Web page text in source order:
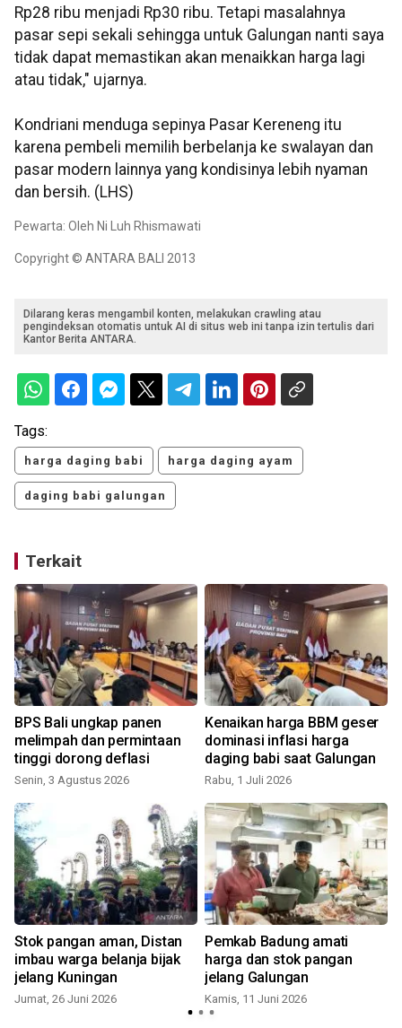
Rp28 ribu menjadi Rp30 ribu. Tetapi masalahnya
pasar sepi sekali sehingga untuk Galungan nanti saya
tidak dapat memastikan akan menaikkan harga lagi
atau tidak," ujarnya.
Kondriani menduga sepinya Pasar Kereneng itu
karena pembeli memilih berbelanja ke swalayan dan
pasar modern lainnya yang kondisinya lebih nyaman
dan bersih. (LHS)
Pewarta: Oleh Ni Luh Rhismawati
Copyright © ANTARA BALI 2013
Dilarang keras mengambil konten, melakukan crawling atau
pengindeksan otomatis untuk AI di situs web ini tanpa izin tertulis dari
Kantor Berita ANTARA.
Tags:
harga daging babi harga daging ayam
daging babi galungan
Terkait
BPS Bali ungkap panen
melimpah dan permintaan
tinggi dorong deflasi
Senin, 3 Agustus 2026
Kenaikan harga BBM geser
dominasi inflasi harga
daging babi saat Galungan
Rabu, 1 Juli 2026
Stok pangan aman, Distan
imbau warga belanja bijak
jelang Kuningan
Jumat, 26 Juni 2026
Pemkab Badung amati
harga dan stok pangan
jelang Galungan
Kamis, 11 Juni 2026